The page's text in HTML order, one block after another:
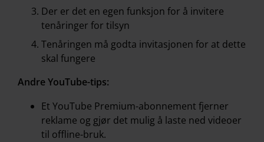
Der er det en egen funksjon for å invitere
tenåringer for tilsyn
Tenåringen må godta invitasjonen for at dette
skal fungere
Andre YouTube-tips:
Et YouTube Premium-abonnement fjerner
reklame og gjør det mulig å laste ned videoer
til offline-bruk.